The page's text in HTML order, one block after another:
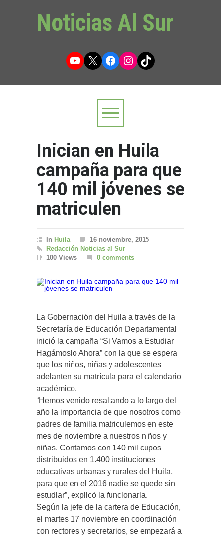
Noticias Al Sur
YouTube
X Facebook
Instagram
TikTok
Inician en Huila
campaña para que
140 mil jóvenes se
matriculen
In Huila
16 noviembre, 2015
Redacción Noticias al Sur
100 Views
0 comments
La Gobernación del Huila a través de la
Secretaría de Educación Departamental
inició la campaña “Si Vamos a Estudiar
Hagámoslo Ahora” con la que se espera
que los niños, niñas y adolescentes
adelanten su matrícula para el calendario
académico.
“Hemos venido resaltando a lo largo del
año la importancia de que nosotros como
padres de familia matriculemos en este
mes de noviembre a nuestros niños y
niñas. Contamos con 140 mil cupos
distribuidos en 1.400 instituciones
educativas urbanas y rurales del Huila,
para que en el 2016 nadie se quede sin
estudiar”, explicó la funcionaria.
Según la jefe de la cartera de Educación,
el martes 17 noviembre en coordinación
con rectores y secretarios, se empezará a